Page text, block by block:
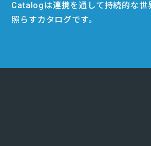
Catalogは連携を通して持続的な世
照らすカタログです。